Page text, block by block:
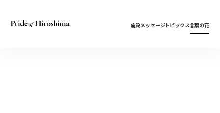
施設メッセージトピックス言葉の花